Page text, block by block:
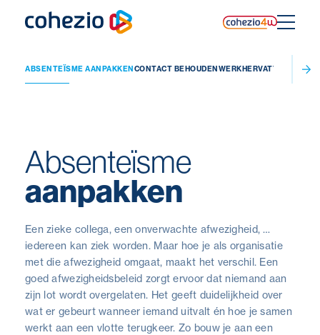
content
ABSENTEÏSME AANPAKKENCONTACT BEHOUDENWERKHERVATTING
Absenteïsme
aanpakken
Een zieke collega, een onverwachte afwezigheid, …
iedereen kan ziek worden. Maar hoe je als organisatie
met die afwezigheid omgaat, maakt het verschil. Een
goed afwezigheidsbeleid zorgt ervoor dat niemand aan
zijn lot wordt overgelaten. Het geeft duidelijkheid over
wat er gebeurt wanneer iemand uitvalt én hoe je samen
werkt aan een vlotte terugkeer. Zo bouw je aan een